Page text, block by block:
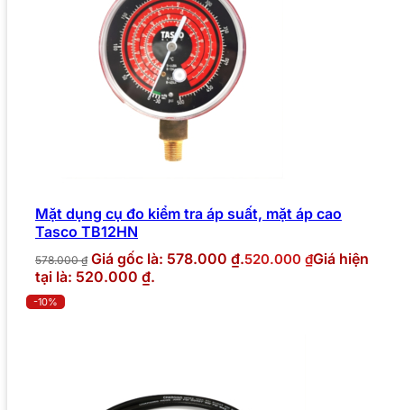
Mặt dụng cụ đo kiểm tra áp suất, mặt áp cao
Tasco TB12HN
578.000₫ Giá gốc là: 578.000 ₫.520.000 ₫Giá hiện
tại là: 520.000 ₫.
-10%